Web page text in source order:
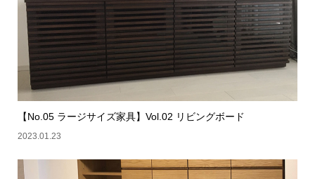
【No.05 ラージサイズ家具】Vol.02 リビングボード
2023.01.23